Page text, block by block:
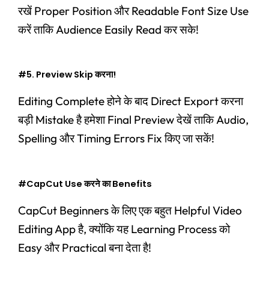
रखें Proper Position और Readable Font Size Use
करें ताकि Audience Easily Read कर सके!
#5. Preview Skip करना!
Editing Complete होने के बाद Direct Export करना
बड़ी Mistake है हमेशा Final Preview देखें ताकि Audio,
Spelling और Timing Errors Fix किए जा सकें!
#CapCut Use करने का Benefits
CapCut Beginners के लिए एक बहुत Helpful Video
Editing App है, क्योंकि यह Learning Process को
Easy और Practical बना देता है!